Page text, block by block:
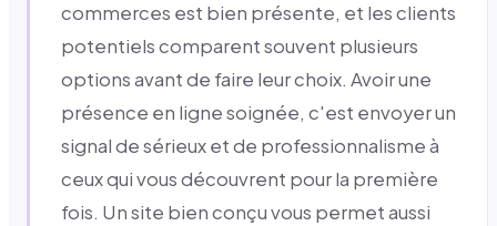
commerces est bien présente, et les clients
potentiels comparent souvent plusieurs
options avant de faire leur choix. Avoir une
présence en ligne soignée, c'est envoyer un
signal de sérieux et de professionnalisme à
ceux qui vous découvrent pour la première
fois. Un site bien conçu vous permet aussi